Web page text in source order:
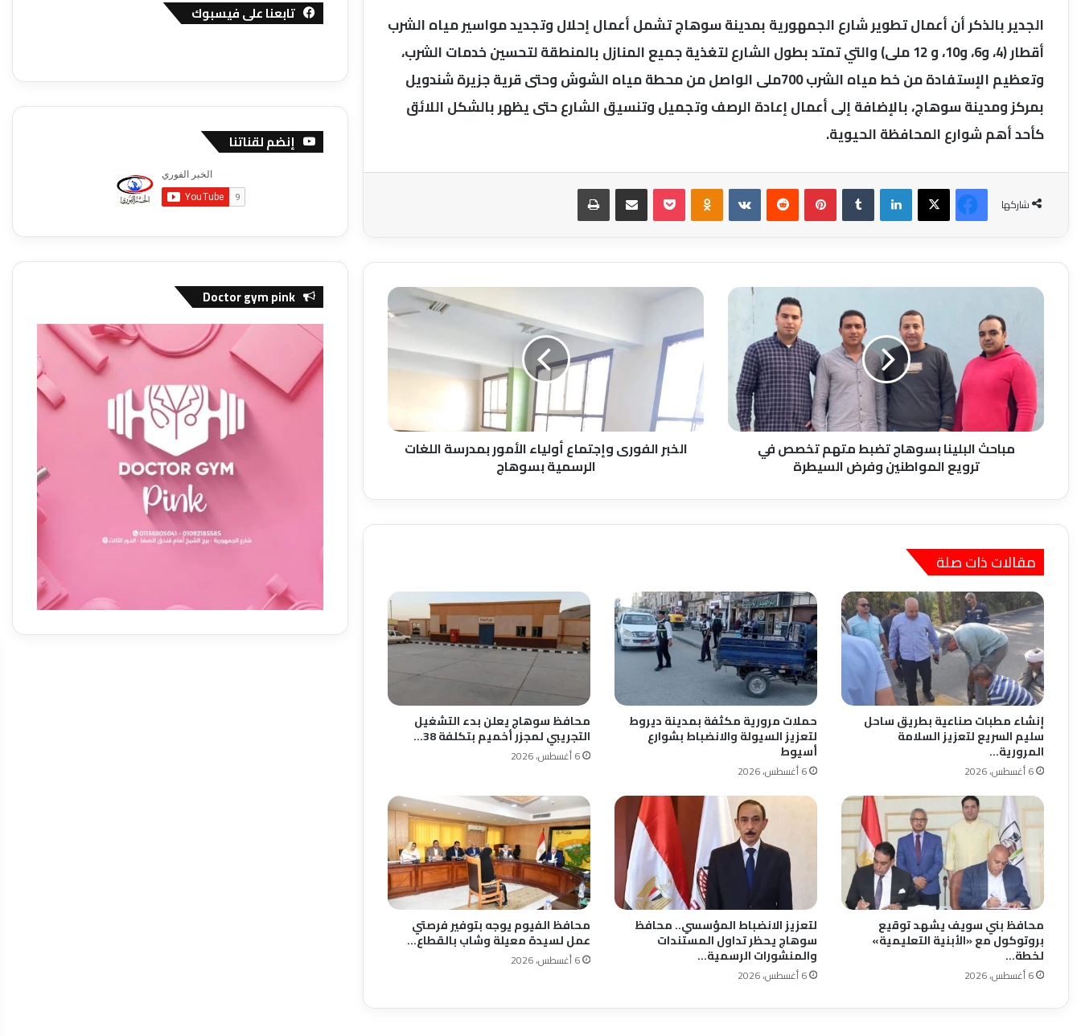
الجدير بالذكر أن أعمال تطوير شارع الجمهورية بمدينة سوهاج تشمل أعمال إحلال وتجديد مواسير مياه الشرب
أقطار (4، و6، و10، و 12 ملى) والتي تمتد بطول الشارع لتغذية جميع المنازل بالمنطقة لتحسين خدمات الشرب،
وتعظيم الإستفادة من خط مياه الشرب 700ملى الواصل من محطة مياه الشوش وحتى قرية جزيرة شندويل
بمركز ومدينة سوهاج، بالإضافة إلى أعمال إعادة الرصف وتجميل وتنسيق الشارع حتى يظهر بالشكل اللائق
كأحد أهم شوارع المحافظة الحيوية.
شاركها
فيسبوك‫X لينكدإن بينتيريست Odnoklassniki
‫Pocket مشاركة عبر البريد طباعة
مباحث
متهم
تخصص
في
ترويع
المواطنين
مباحث البلينا بسوهاج تضبط متهم تخصص في
ترويع المواطنين وفرض السيطرة
الخبر
وإجتماع
أولياء
الأمور
بمدرسة
اللغات
الرسمية
بسوهاج
الخبر الفورى وإجتماع أولياء الأمور بمدرسة اللغات
الرسمية بسوهاج
مقالات ذات صلة
إنشاء مطبات صناعية بطريق ساحل
سليم السريع لتعزيز السلامة
المرورية…
6 أغسطس، 2026
حملات مرورية مكثفة بمدينة ديروط
لتعزيز السيولة والانضباط بشوارع
أسيوط
6 أغسطس، 2026
محافظ سوهاج يعلن بدء التشغيل
التجريبي لمجزر أخميم بتكلفة 38…
6 أغسطس، 2026
محافظ بني سويف يشهد توقيع
بروتوكول مع «الأبنية التعليمية»
لخطة…
6 أغسطس، 2026
لتعزيز الانضباط المؤسسي.. محافظ
سوهاج يحظر تداول المستندات
والمنشورات الرسمية…
6 أغسطس، 2026
محافظ الفيوم يوجه بتوفير فرصتي
عمل لسيدة معيلة وشاب بالقطاع…
6 أغسطس، 2026
تابعنا على فيسبوك
إنضم لقناتنا
Doctor gym pink